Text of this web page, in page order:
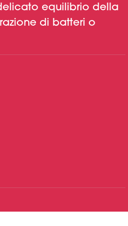
equilibrio della
di batteri o